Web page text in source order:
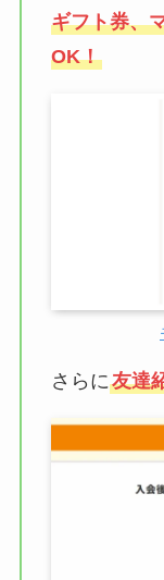
ギフト券、
OK！
さらに友達